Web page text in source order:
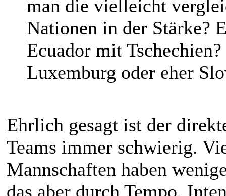
man die vielleicht
Nationen in der Stärke?
Ecuador mit
Luxemburg oder eher
Ehrlich gesagt ist der
Teams immer schwierig.
Mannschaften haben
das aber durch Tempo,